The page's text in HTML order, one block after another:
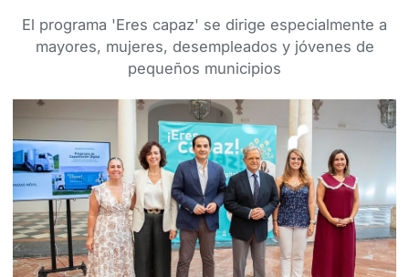
El programa 'Eres capaz' se dirige especialmente a
mayores, mujeres, desempleados y jóvenes de
pequeños municipios